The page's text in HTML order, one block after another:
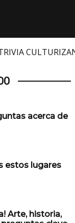
acerca de
estos lugares
Arte, historia,